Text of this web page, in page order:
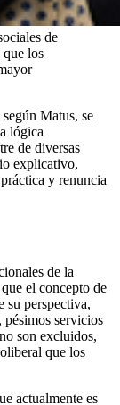
de
los
Matus, se
lógica
de diversas
explicativo,
y renuncia
de la
el concepto de
su perspectiva,
pésimos servicios
son excluidos,
que los
actualmente es